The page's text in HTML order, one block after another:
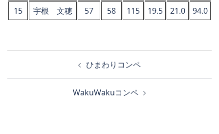
15 宇根 文穂 57 58 115 19.5 21.0 94.0
ひまわりコンペ
WakuWakuコンペ